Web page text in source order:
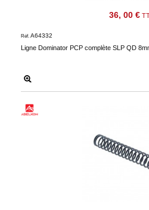
Service
après
contacter
36, 00 €
Ligne Dominator PCP complète SLP QD
Réf. A64332